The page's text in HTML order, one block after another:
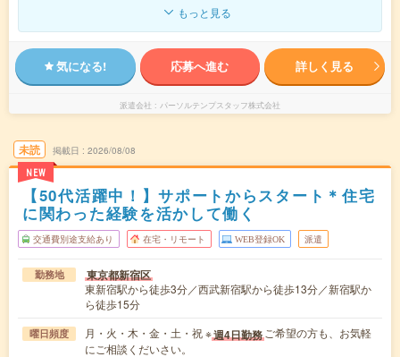
もっと見る
気になる! 応募へ進む 詳しく見る
派遣会社 パーソルテンプスタッフ株式会社
未読
NEW
掲載日 2026/08/08
【50代活躍中！】サポートからスタート＊住宅
に関わった経験を活かして働く
交通費別途支給あり 在宅・リモート WEB登録OK 派遣
勤務地 東京都新宿区
東新宿駅から徒歩3分／西武新宿駅から徒歩13分／新宿駅か
ら徒歩15分
曜日頻度 月・火・木・金・土・祝 ※週4日勤務 ご希望の方も、お気軽
にご相談くだいさい。